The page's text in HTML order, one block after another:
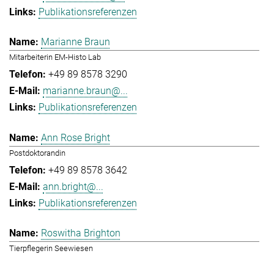
Publikationsreferenzen
Marianne Braun
Mitarbeiterin EM-Histo Lab
+49 89 8578 3290
marianne.braun@...
Publikationsreferenzen
Ann Rose Bright
Postdoktorandin
+49 89 8578 3642
ann.bright@...
Publikationsreferenzen
Roswitha Brighton
Tierpflegerin Seewiesen